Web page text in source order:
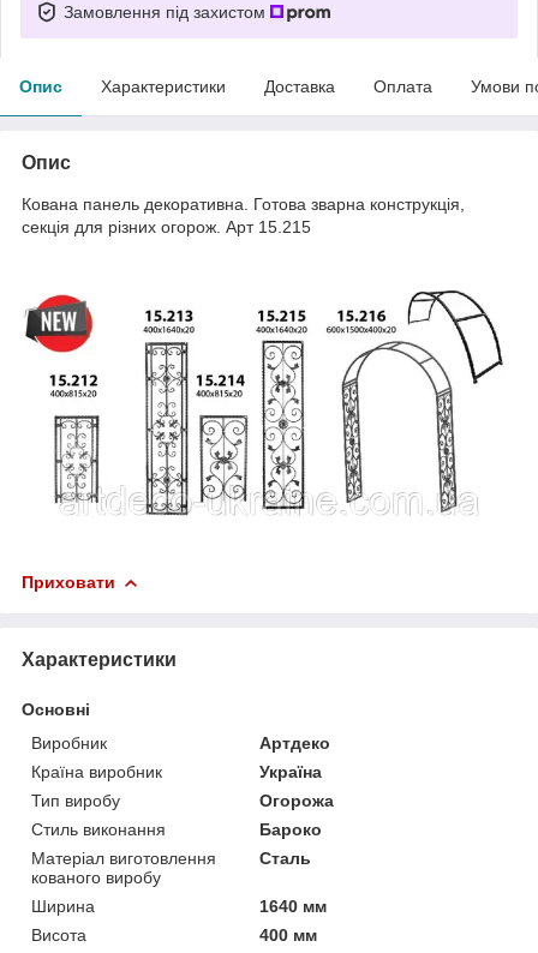
Замовлення під захистом
Опис Характеристики Доставка Оплата Умови
Опис
Кована панель декоративна. Готова зварна конструкція,
секція для різних огорож. Арт 15.215
Приховати
Характеристики
Основні
Виробник
Артдеко
Країна виробник
Україна
Тип виробу
Огорожа
Стиль виконання
Бароко
Матеріал виготовлення
кованого виробу
Сталь
Ширина
1640 мм
Висота
400 мм